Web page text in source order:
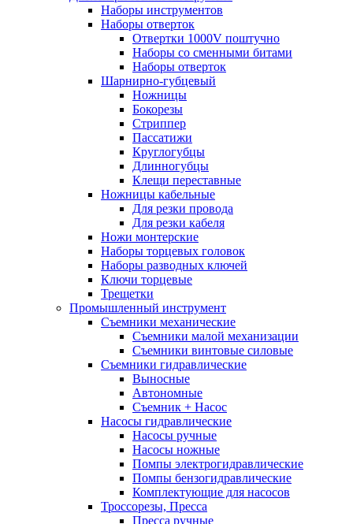
Наборы инструментов
Наборы отверток
Отвертки 1000V поштучно
Наборы со сменными битами
Наборы отверток
Шарнирно-губцевый
Ножницы
Бокорезы
Стриппер
Пассатижи
Круглогубцы
Длинногубцы
Клещи переставные
Ножницы кабельные
Для резки провода
Для резки кабеля
Ножи монтерские
Наборы торцевых головок
Наборы разводных ключей
Ключи торцевые
Трещетки
Промышленный инструмент
Съемники механические
Съемники малой механизации
Съемники винтовые силовые
Съемники гидравлические
Выносные
Автономные
Съемник + Насос
Насосы гидравлические
Насосы ручные
Насосы ножные
Помпы электрогидравлические
Помпы бензогидравлические
Комплектующие для насосов
Троссорезы, Пресса
Пресса ручные